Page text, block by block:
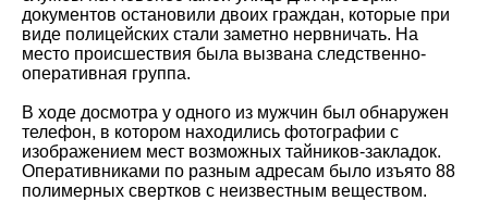
документов остановили двоих граждан, которые при
виде полицейских стали заметно нервничать. На
место происшествия была вызвана следственно-
оперативная группа.
В ходе досмотра у одного из мужчин был обнаружен
телефон, в котором находились фотографии с
изображением мест возможных тайников-закладок.
Оперативниками по разным адресам было изъято 88
полимерных свертков с неизвестным веществом.